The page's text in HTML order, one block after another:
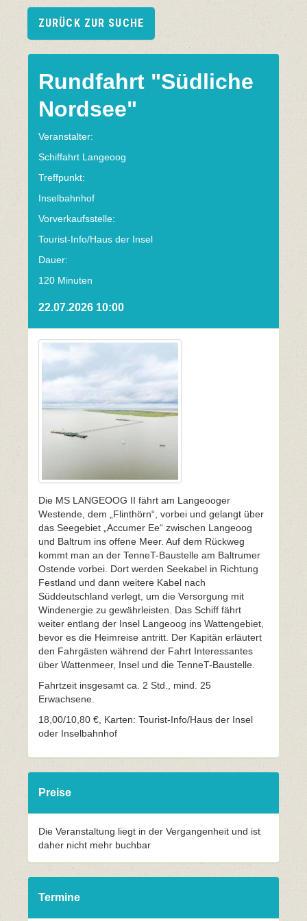
ZURÜCK ZUR SUCHE
Rundfahrt "Südliche
Nordsee"
Veranstalter:
Schiffahrt Langeoog
Treffpunkt:
Inselbahnhof
Vorverkaufsstelle:
Tourist-Info/Haus der Insel
Dauer:
120 Minuten
22.07.2026 10:00
Die MS LANGEOOG II fährt am Langeooger
Westende, dem „Flinthörn“, vorbei und gelangt über
das Seegebiet „Accumer Ee“ zwischen Langeoog
und Baltrum ins offene Meer. Auf dem Rückweg
kommt man an der TenneT-Baustelle am Baltrumer
Ostende vorbei. Dort werden Seekabel in Richtung
Festland und dann weitere Kabel nach
Süddeutschland verlegt, um die Versorgung mit
Windenergie zu gewährleisten. Das Schiff fährt
weiter entlang der Insel Langeoog ins Wattengebiet,
bevor es die Heimreise antritt. Der Kapitän erläutert
den Fahrgästen während der Fahrt Interessantes
über Wattenmeer, Insel und die TenneT-Baustelle.
Fahrtzeit insgesamt ca. 2 Std., mind. 25
Erwachsene.
18,00/10,80 €, Karten: Tourist-Info/Haus der Insel
oder Inselbahnhof
Preise
Die Veranstaltung liegt in der Vergangenheit und ist
daher nicht mehr buchbar
Termine